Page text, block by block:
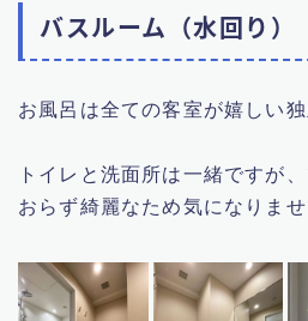
バスルーム（水回り）
お風呂は全ての客室が嬉しい独
トイレと洗面所は一緒ですが
おらず綺麗なため気になりませ